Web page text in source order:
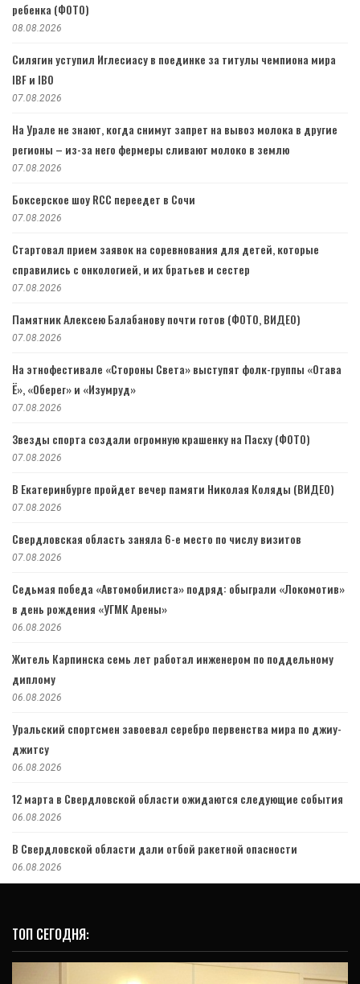
ребенка (ФОТО)
08.08.2026
Силягин уступил Иглесиасу в поединке за титулы чемпиона мира
IBF и IBO
07.08.2026
На Урале не знают, когда снимут запрет на вывоз молока в другие
регионы – из-за него фермеры сливают молоко в землю
07.08.2026
Боксерское шоу RCC переедет в Сочи
07.08.2026
Стартовал прием заявок на соревнования для детей, которые
справились с онкологией, и их братьев и сестер
07.08.2026
Памятник Алексею Балабанову почти готов (ФОТО, ВИДЕО)
07.08.2026
На этнофестивале «Стороны Света» выступят фолк-группы «Отава
Ё», «Оберег» и «Изумруд»
07.08.2026
Звезды спорта создали огромную крашенку на Пасху (ФОТО)
07.08.2026
В Екатеринбурге пройдет вечер памяти Николая Коляды (ВИДЕО)
07.08.2026
Свердловская область заняла 6-е место по числу визитов
07.08.2026
Седьмая победа «Автомобилиста» подряд: обыграли «Локомотив»
в день рождения «УГМК Арены»
06.08.2026
Житель Карпинска семь лет работал инженером по поддельному
диплому
06.08.2026
Уральский спортсмен завоевал серебро первенства мира по джиу-
джитсу
06.08.2026
12 марта в Свердловской области ожидаются следующие события
06.08.2026
В Свердловской области дали отбой ракетной опасности
06.08.2026
ТОП СЕГОДНЯ: